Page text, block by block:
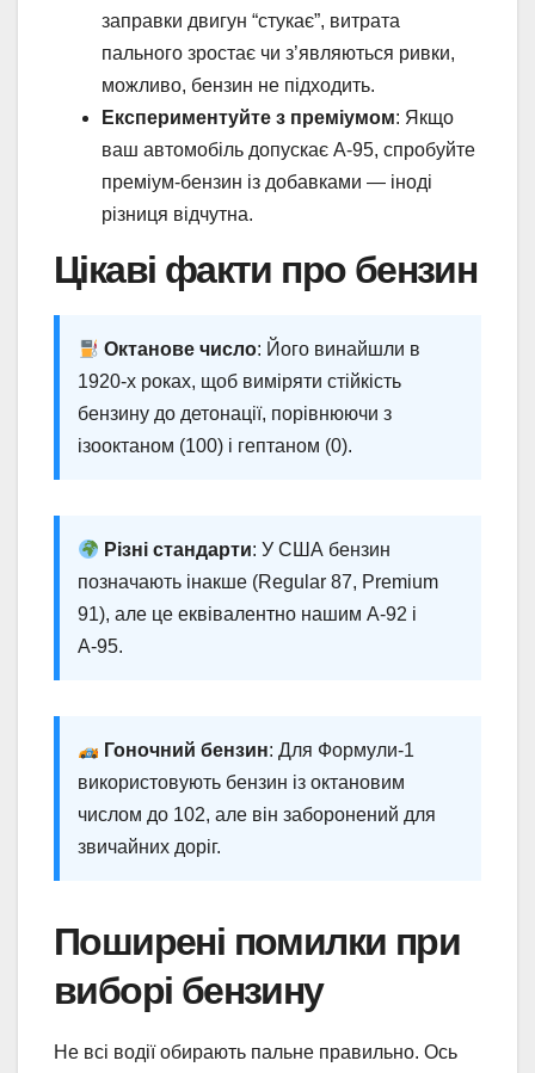
заправки двигун “стукає”, витрата
пального зростає чи з’являються ривки,
можливо, бензин не підходить.
Експериментуйте з преміумом: Якщо
ваш автомобіль допускає А-95, спробуйте
преміум-бензин із добавками — іноді
різниця відчутна.
Цікаві факти про бензин
Октанове число: Його винайшли в
1920-х роках, щоб виміряти стійкість
бензину до детонації, порівнюючи з
ізооктаном (100) і гептаном (0).
Різні стандарти: У США бензин
позначають інакше (Regular 87, Premium
91), але це еквівалентно нашим А-92 і
А-95.
Гоночний бензин: Для Формули-1
використовують бензин із октановим
числом до 102, але він заборонений для
звичайних доріг.
Поширені помилки при
виборі бензину
Не всі водії обирають пальне правильно. Ось